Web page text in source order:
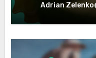
Adrian Zelenko